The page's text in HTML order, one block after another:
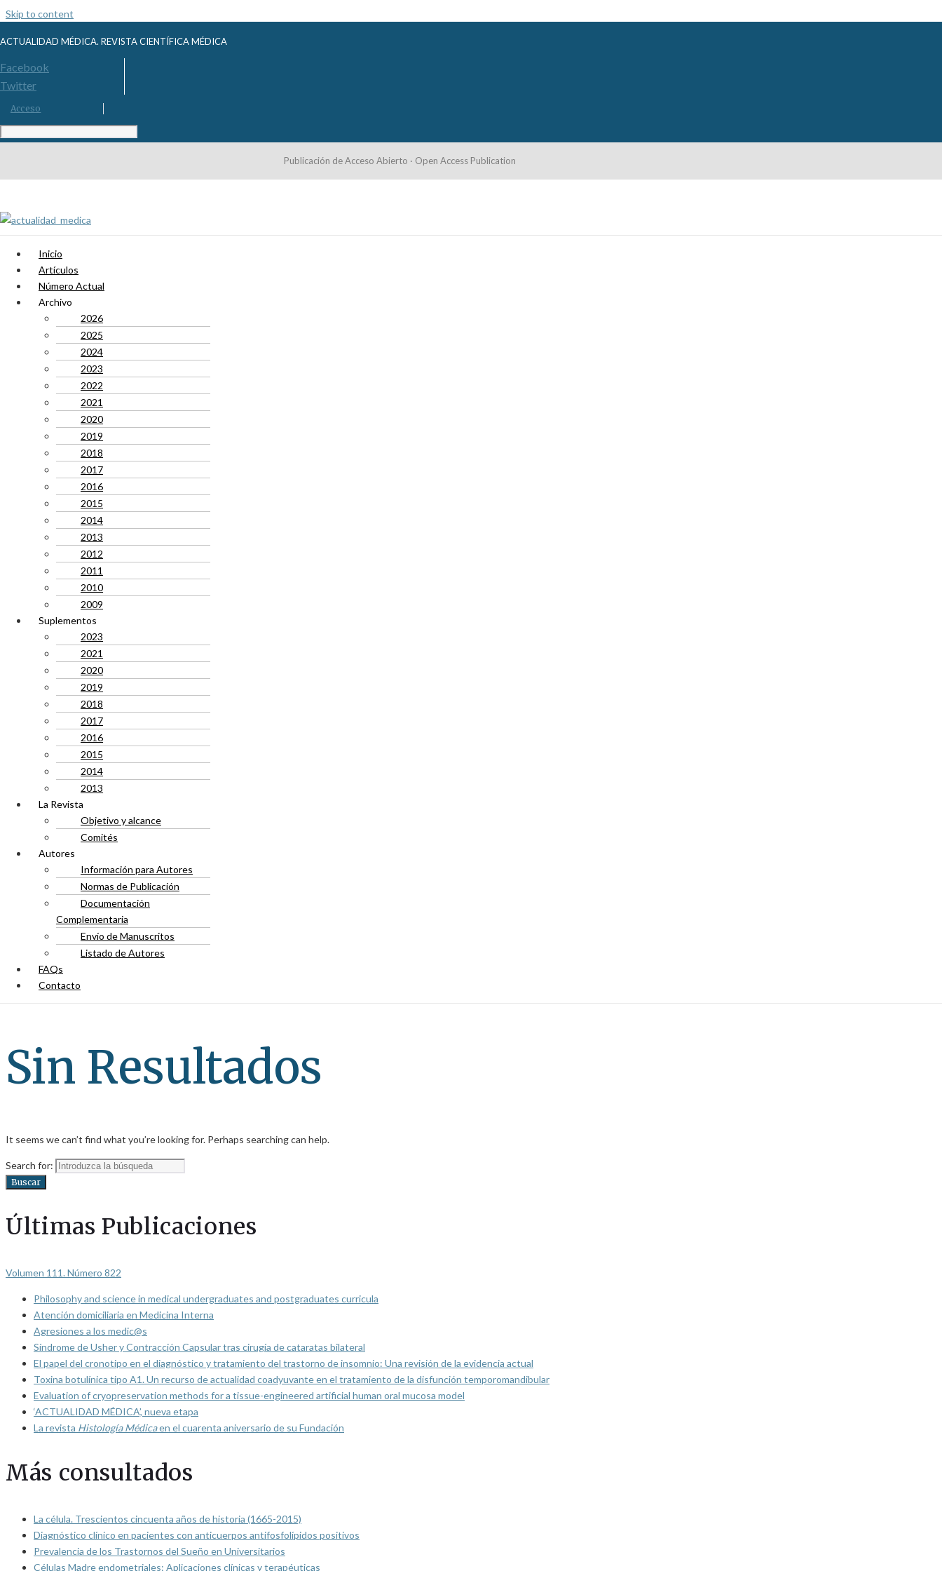
Skip to content
ACTUALIDAD MÉDICA. REVISTA CIENTÍFICA MÉDICA
Facebook
Twitter
Acceso
Publicación de Acceso Abierto · Open Access Publication
Inicio
Artículos
Número Actual
Archivo
2026
2025
2024
2023
2022
2021
2020
2019
2018
2017
2016
2015
2014
2013
2012
2011
2010
2009
Suplementos
2023
2021
2020
2019
2018
2017
2016
2015
2014
2013
La Revista
Objetivo y alcance
Comités
Autores
Información para Autores
Normas de Publicación
Documentación
Complementaria
Envío de Manuscritos
Listado de Autores
FAQs
Contacto
Sin Resultados
It seems we can’t find what you’re looking for. Perhaps searching can help.
Search for:
Buscar
Últimas Publicaciones
Volumen 111. Número 822
Philosophy and science in medical undergraduates and postgraduates curricula
Atención domiciliaria en Medicina Interna
Agresiones a los medic@s
Síndrome de Usher y Contracción Capsular tras cirugía de cataratas bilateral
El papel del cronotipo en el diagnóstico y tratamiento del trastorno de insomnio: Una revisión de la evidencia actual
Toxina botulínica tipo A1. Un recurso de actualidad coadyuvante en el tratamiento de la disfunción temporomandibular
Evaluation of cryopreservation methods for a tissue-engineered artificial human oral mucosa model
‘ACTUALIDAD MÉDICA’, nueva etapa
La revista Histología Médicaen el cuarenta aniversario de su Fundación
Más consultados
La célula. Trescientos cincuenta años de historia (1665-2015)
Diagnóstico clínico en pacientes con anticuerpos antifosfolípidos positivos
Prevalencia de los Trastornos del Sueño en Universitarios
Células Madre endometriales: Aplicaciones clínicas y terapéuticas